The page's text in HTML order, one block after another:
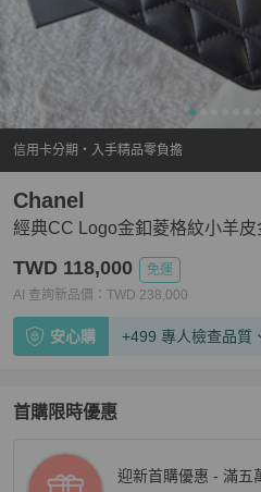
信用卡分期・入手精品零負擔
經典CC Logo金釦菱格紋小羊
Chanel
TWD 118,000
免運
AI 查詢新品價： TWD 238,000
安心購 +499 專人檢查品質
首購限時優惠
迎新首購優惠 - 滿五